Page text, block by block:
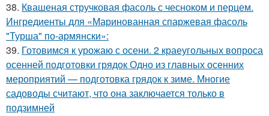
38. Квашеная стручковая фасоль с чесноком и перцем.
Ингредиенты для «Маринованная спаржевая фасоль
"Турша" по-армянски»:
39. Готовимся к урожаю с осени. 2 краеугольных вопроса
осенней подготовки грядок Одно из главных осенних
мероприятий — подготовка грядок к зиме. Многие
садоводы считают, что она заключается только в
подзимней